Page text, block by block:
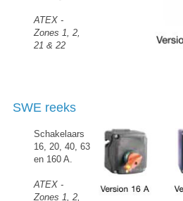
ATEX -
Zones 1, 2,
21 & 22
SWE reeks
Schakelaars
16, 20, 40, 63
en 160 A.
ATEX -
Zones 1, 2,